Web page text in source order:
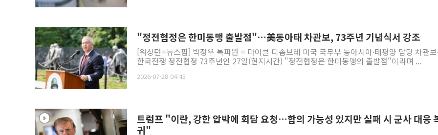
"정전협정은 한미동맹 출발점"…美동아태 차관보, 73주년 기념식서 강조
[워싱턴=뉴스핌] 박정우 특파원 = 마이클 디솜브레 미국 국무부 동아시아·태평양 담당 차관
한국전쟁 정전협정 73주년인 27일(현지시간) "정전협정은 한미동맹의 출발점"이라며 ...
2026-07-28 04:45
트럼프 "이란, 강한 압박에 회담 요청…합의 가능성 있지만 실패 시 군사 대응
귀"